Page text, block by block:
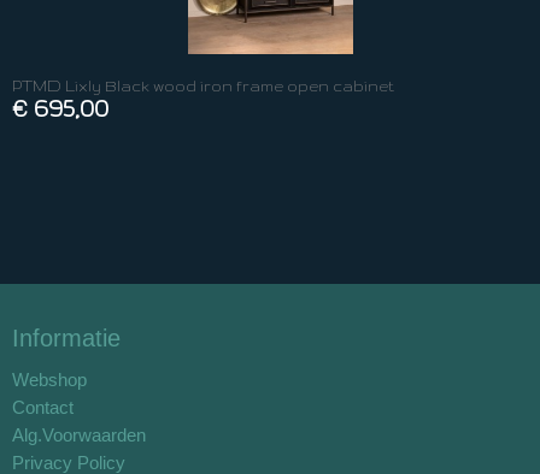
PTMD Lixly Black wood iron frame open cabinet
€ 695,00
Informatie
Webshop
Contact
Alg.Voorwaarden
Privacy Policy